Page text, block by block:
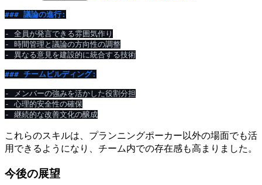
### 議論の進行:
-
-
-
異なる意見を建設的に統合する技術
### チームビルディング:
-
-
-
これらのスキルは、プランニングポーカー以外の場面でも活
用できるようになり、チーム内での存在感も高まりました。
今後の展望